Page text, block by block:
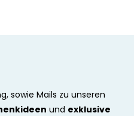
sowie Mails zu unseren
und exklusive